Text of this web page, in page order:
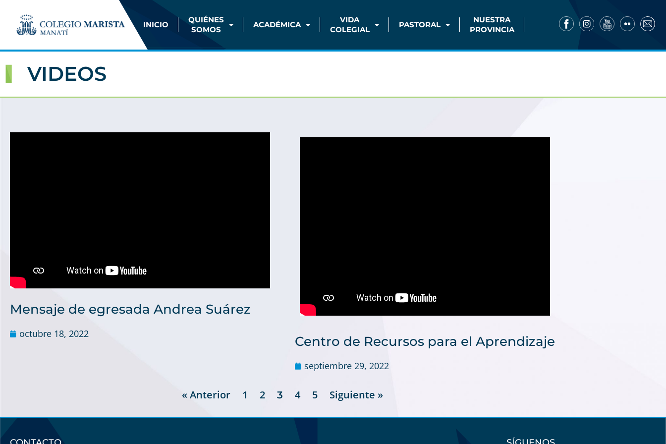
INICIO
QUIÉNES
SOMOS
ACADÉMICA
VIDA
COLEGIAL
PASTORAL
NUESTRA
PROVINCIA
VIDEOS
Mensaje de egresada Andrea Suárez
octubre 18, 2022 Centro de Recursos para el Aprendizaje
septiembre 29, 2022
« Anterior 1 2 3 4 5 Siguiente »